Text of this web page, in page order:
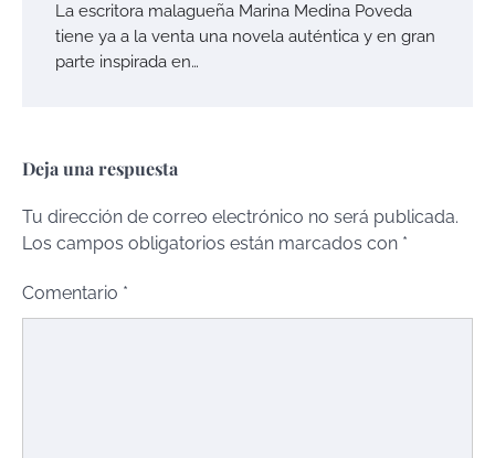
La escritora malagueña Marina Medina Poveda
tiene ya a la venta una novela auténtica y en gran
parte inspirada en…
Deja una respuesta
Tu dirección de correo electrónico no será publicada.
Los campos obligatorios están marcados con *
Comentario *